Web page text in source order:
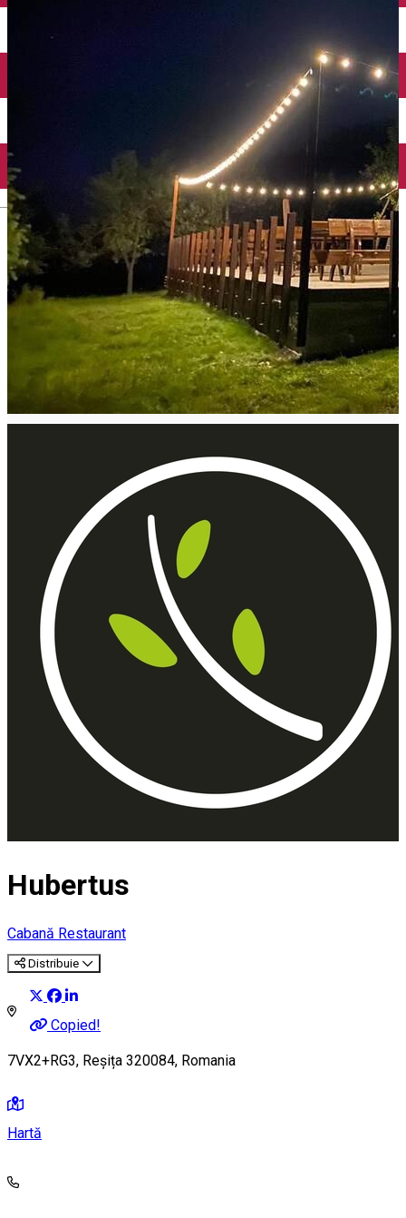
English
Hubertus
Cabană Restaurant
Distribuie
Copied!
7VX2+RG3, Reșița 320084, Romania
Hartă